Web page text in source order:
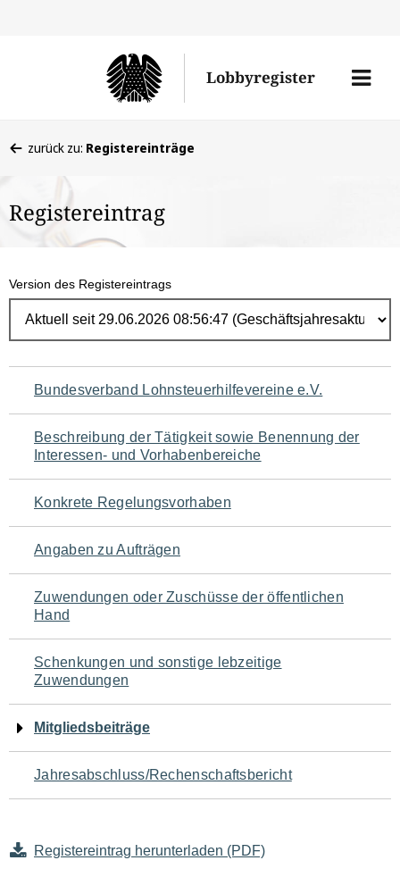
Lobbyregister
Menü
befinden
hier:
zurück zu: Registereinträge
Registereintrag
Version des Registereintrags
Navigation
für
den
Seiteninhalt
Bundesverband Lohnsteuerhilfevereine e.V.
Beschreibung der Tätigkeit sowie Benennung der
Interessen- und Vorhabenbereiche
Konkrete Regelungsvorhaben
Angaben zu Aufträgen
Zuwendungen oder Zuschüsse der öffentlichen
Hand
Schenkungen und sonstige lebzeitige
Zuwendungen
Mitgliedsbeiträge
Jahresabschluss/Rechenschaftsbericht
Registereintrag herunterladen (PDF)